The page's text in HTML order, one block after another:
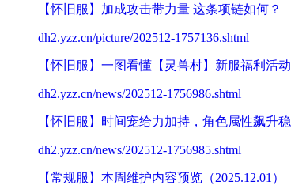
【怀旧服】加成攻击带力量 这条项链如何？
dh2.yzz.cn/picture/202512-1757136.shtml
【怀旧服】一图看懂【灵兽村】新服福利活动
dh2.yzz.cn/news/202512-1756986.shtml
【怀旧服】时间宠给力加持，角色属性飙升稳
dh2.yzz.cn/news/202512-1756985.shtml
【常规服】本周维护内容预览（2025.12.01）